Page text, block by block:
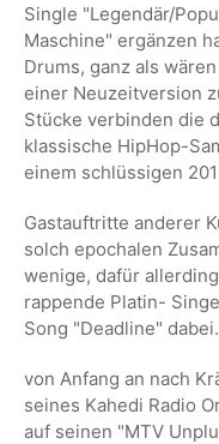
Single "Legendär/
Maschine" ergänzen
Drums, ganz als
einer Neuzeitversion
Stücke verbinden die
klassische HipHop-
einem schlüssigen
Gastauftritte anderer
solch epochalen
wenige, dafür
rappende Platin-
Song "Deadline"
von Anfang an nach
seines Kahedi Radio
auf seinen "MTV